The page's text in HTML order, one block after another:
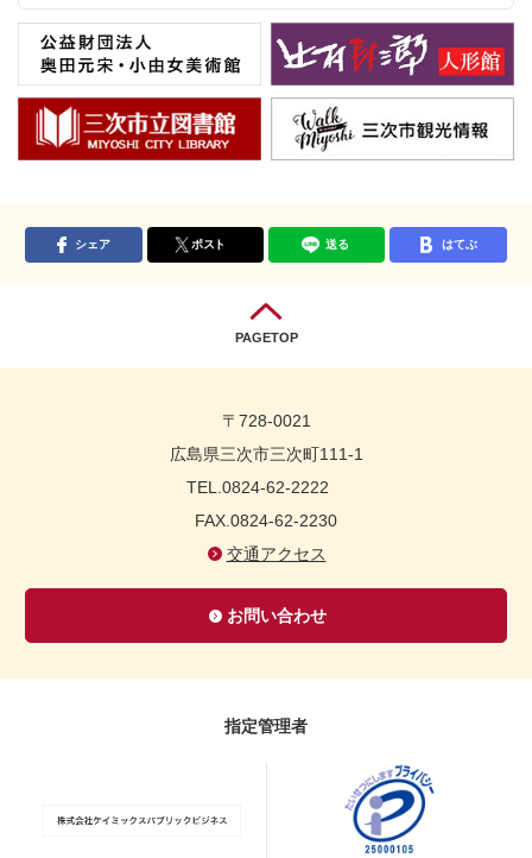
シェア ポスト 送る はてぶ
PAGETOP
〒728-0021
広島県三次市三次町111-1
TEL.0824-62-2222
FAX.0824-62-2230
交通アクセス
お問い合わせ
指定管理者